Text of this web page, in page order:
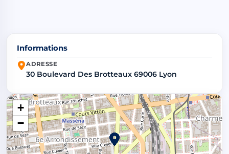
Informations
ADRESSE
30 Boulevard Des Brotteaux 69006 Lyon
+
−